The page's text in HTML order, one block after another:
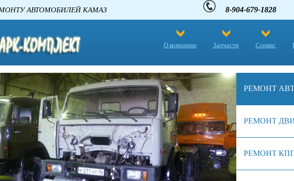
РЕМОНТУ АВТОМОБИЛЕЙ КАМАЗ 8-904-679-1828
О компании Запчасти Сервис
РЕМОНТ
РЕМОНТ
РЕМОНТ